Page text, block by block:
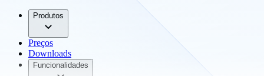
Produtos
Preços
Downloads
Funcionalidades